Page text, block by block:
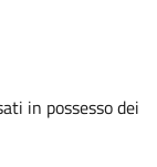
in possesso dei